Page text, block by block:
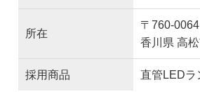
所在
〒760-0064
香川県 高
採用商品 直管LEDラ